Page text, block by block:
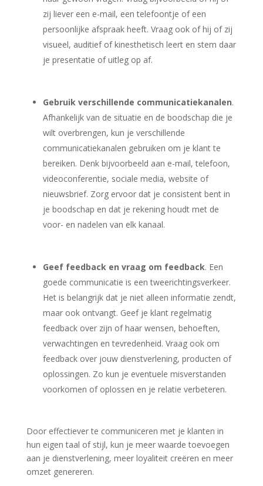
zij liever een e-mail, een telefoontje of een
persoonlijke afspraak heeft. Vraag ook of hij of zij
visueel, auditief of kinesthetisch leert en stem daar
je presentatie of uitleg op af.
Gebruik verschillende communicatiekanalen.
Afhankelijk van de situatie en de boodschap die je
wilt overbrengen, kun je verschillende
communicatiekanalen gebruiken om je klant te
bereiken. Denk bijvoorbeeld aan e-mail, telefoon,
videoconferentie, sociale media, website of
nieuwsbrief. Zorg ervoor dat je consistent bent in
je boodschap en dat je rekening houdt met de
voor- en nadelen van elk kanaal.
Geef feedback en vraag om feedback. Een
goede communicatie is een tweerichtingsverkeer.
Het is belangrijk dat je niet alleen informatie zendt,
maar ook ontvangt. Geef je klant regelmatig
feedback over zijn of haar wensen, behoeften,
verwachtingen en tevredenheid. Vraag ook om
feedback over jouw dienstverlening, producten of
oplossingen. Zo kun je eventuele misverstanden
voorkomen of oplossen en je relatie verbeteren.
Door effectiever te communiceren met je klanten in
hun eigen taal of stijl, kun je meer waarde toevoegen
aan je dienstverlening, meer loyaliteit creëren en meer
omzet genereren.